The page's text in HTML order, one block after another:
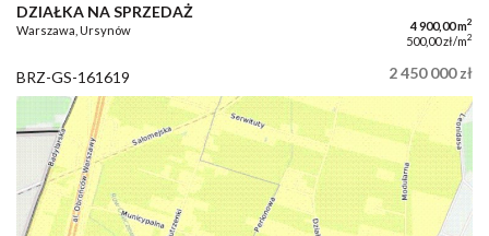
DZIAŁKA NA SPRZEDAŻ
Warszawa, Ursynów 4 900,00 m2
500,00 zł/m2
BRZ-GS-161619 2 450 000 zł